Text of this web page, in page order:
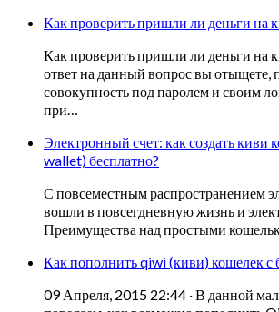
Как проверить пришли ли деньги на
Как проверить пришли ли деньги на
ответ на данный вопрос вы отыщете,
совокупность под паролем и своим
при…
Электронный счет: как создать киви
wallet) бесплатно?
С повсеместным распространением
вошли в повсегдневную жизнь и
Преимущества над простыми
Как пополнить qiwi (киви) кошелек с
09 Апреля, 2015 22:44 · В данной